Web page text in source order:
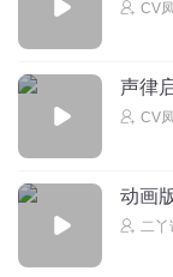
CV
声律
CV
动画
二丫